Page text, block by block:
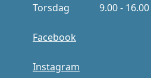
Torsdag
9.00 - 16.00
Facebook
Instagram